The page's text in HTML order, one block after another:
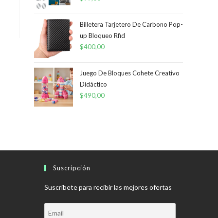
Billetera Tarjetero De Carbono Pop-
up Bloqueo Rfid
$400,00
Juego De Bloques Cohete Creativo
Didáctico
$490,00
Suscripción
Suscríbete para recibir las mejores ofertas